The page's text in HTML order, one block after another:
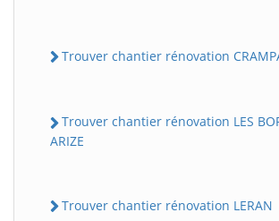
Trouver chantier rénovation
Trouver chantier rénovation LES
ARIZE
Trouver chantier rénovation LERAN